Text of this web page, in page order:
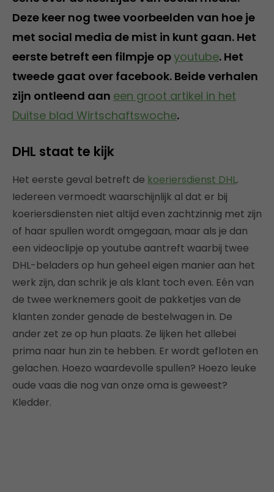
Deze keer nog twee voorbeelden van hoe je
met social media de mist in kunt gaan. Het
eerste betreft een filmpje opyoutube. Het
tweede gaat over facebook. Beide verhalen
zijn ontleend aan een groot artikel in het
Duitse blad Wirtschaftswoche.
DHL staat te kijk
Het eerste geval betreft de koeriersdienst DHL.
Iedereen vermoedt waarschijnlijk al dat er bij
koeriersdiensten niet altijd even zachtzinnig met zijn
of haar spullen wordt omgegaan, maar als je dan
een videoclipje op youtube aantreft waarbij twee
DHL-beladers op hun geheel eigen manier aan het
werk zijn, dan schrik je als klant toch even. Eén van
de twee werknemers gooit de pakketjes van de
klanten zonder genade de bestelwagen in. De
ander zet ze op hun plaats. Ze lijken het allebei
prima naar hun zin te hebben. Er wordt gefloten en
gelachen. Hoezo waardevolle spullen? Hoezo leuke
oude vaas die nog van onze oma is geweest?
Kledder.